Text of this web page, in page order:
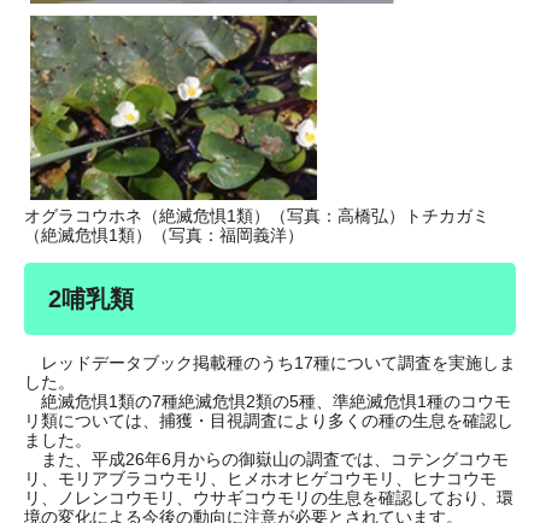
オグラコウホネ（絶滅危惧1類）（写真：高橋弘）トチカガミ
（絶滅危惧1類）（写真：福岡義洋）
2哺乳類
レッドデータブック掲載種のうち17種について調査を実施しま
した。
絶滅危惧1類の7種絶滅危惧2類の5種、準絶滅危惧1種のコウモ
リ類については、捕獲・目視調査により多くの種の生息を確認し
ました。
また、平成26年6月からの御嶽山の調査では、コテングコウモ
リ、モリアブラコウモリ、ヒメホオヒゲコウモリ、ヒナコウモ
リ、ノレンコウモリ、ウサギコウモリの生息を確認しており、環
境の変化による今後の動向に注意が必要とされています。